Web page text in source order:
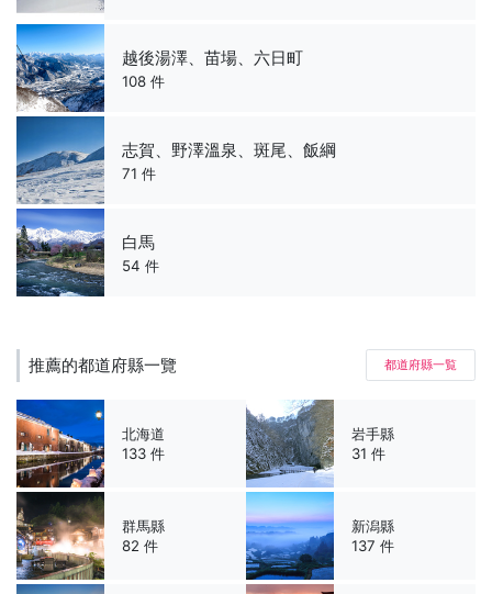
越後湯澤、苗場、六日町
108 件
志賀、野澤溫泉、斑尾、飯綱
71 件
白馬
54 件
推薦的都道府縣一覽 都道府縣一覧
北海道
133 件
岩手縣
31 件
群馬縣
82 件
新潟縣
137 件